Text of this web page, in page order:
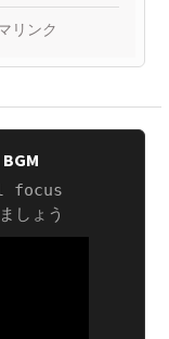
リンク
focus
しょう